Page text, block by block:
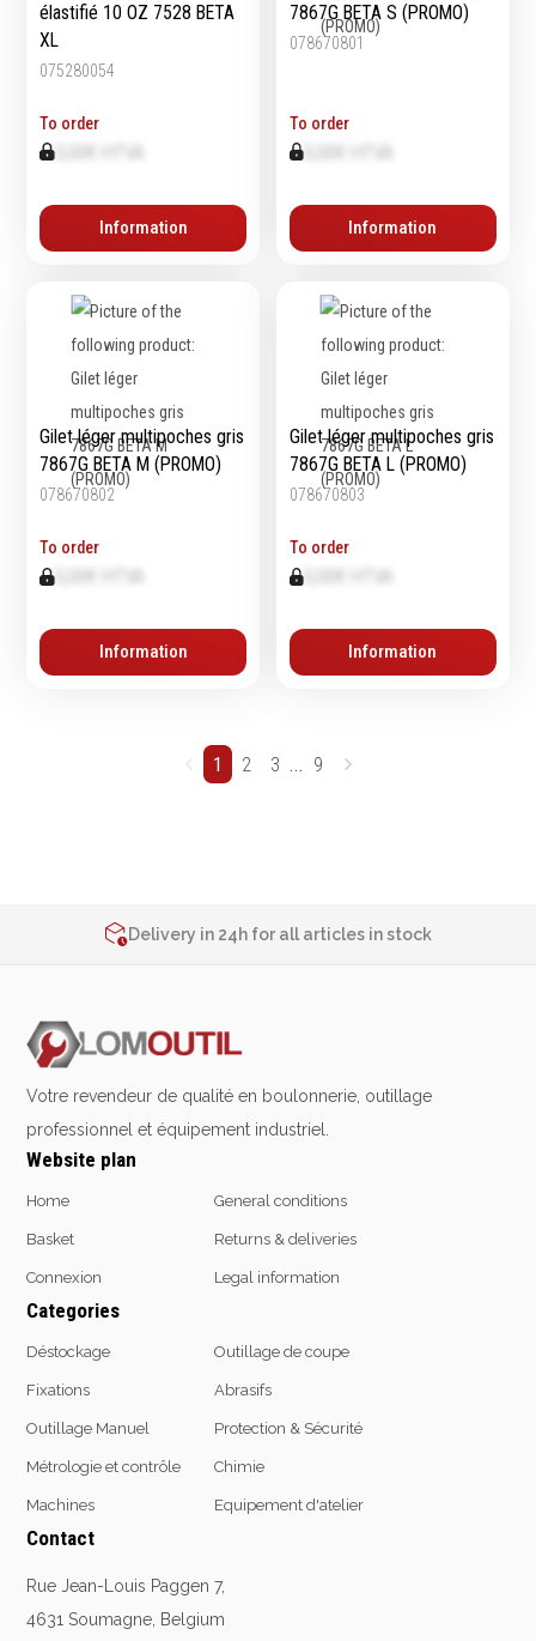
élastifié 10 OZ 7528 BETA
XL
075280054
To order
0,00€ HTVA
Information
7867G BETA S (PROMO)
078670801
To order
Information
Gilet léger multipoches gris
7867G BETA M (PROMO)
078670802
To order
0,00€ HTVA
Information
Gilet léger multipoches gris
7867G BETA L (PROMO)
078670803
To order
Information
1 2 3 ... 9
Delivery in 24h for all articles in stock
Votre revendeur de qualité en boulonnerie, outillage
professionnel et équipement industriel.
Website plan
Home
Basket
Connexion
General conditions
Returns & deliveries
Legal information
Categories
Déstockage
Fixations
Outillage Manuel
Métrologie et contrôle
Machines
Outillage de coupe
Abrasifs
Protection & Sécurité
Chimie
Equipement d'atelier
Contact
Rue Jean-Louis Paggen 7,
4631 Soumagne, Belgium